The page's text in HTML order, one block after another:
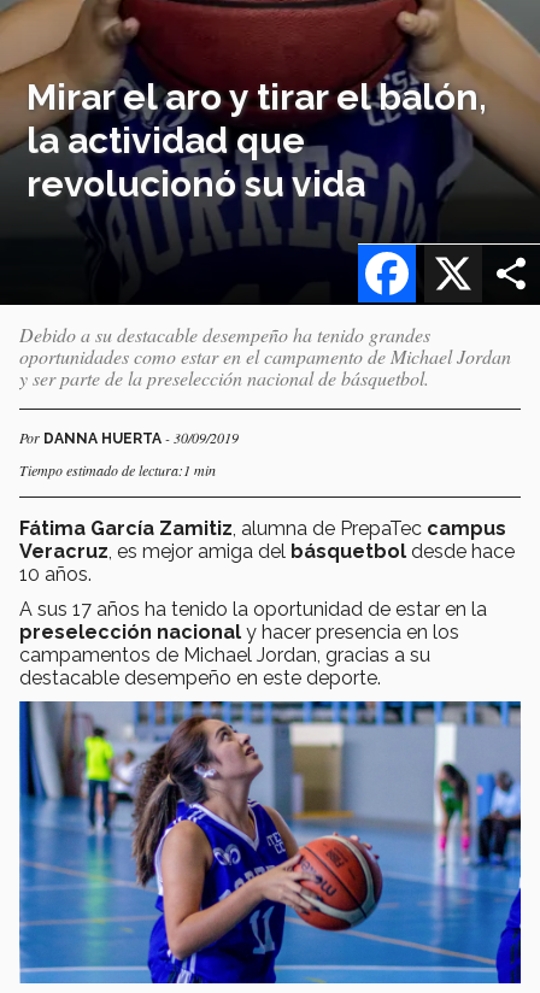
Mirar el aro y tirar el balón,
la actividad que
revolucionó su vida
X
Facebook
Debido a su destacable desempeño ha tenido grandes
oportunidades como estar en el campamento de Michael Jordan
y ser parte de la preselección nacional de básquetbol.
Por DANNA HUERTA - 30/09/2019
Tiempo estimado de lectura:1 min
Fátima García Zamitiz , alumna de PrepaTec campus
Veracruz , es mejor amiga del básquetbol desde hace
10 años.
A sus 17 años ha tenido la oportunidad de estar en la
preselección nacional y hacer presencia en los
campamentos de Michael Jordan, gracias a su
destacable desempeño en este deporte.